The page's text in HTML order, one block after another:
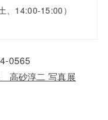
、14:00-15:00）
0565
高砂淳二 写真展